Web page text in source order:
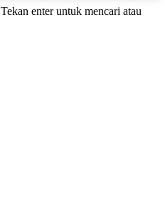
Tekan enter untuk mencari atau